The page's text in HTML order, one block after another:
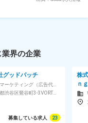
界の企業
グッドパッチ
東京都渋谷区鶯谷町3-3VORT渋谷South2F
募集している求人 23
株
ｎｇ